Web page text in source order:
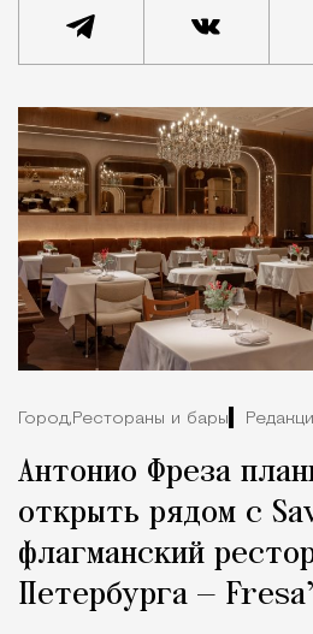
Город, Рестораны и бары
Антонио Фреза
открыть рядом с
флагманский
Петербурга —